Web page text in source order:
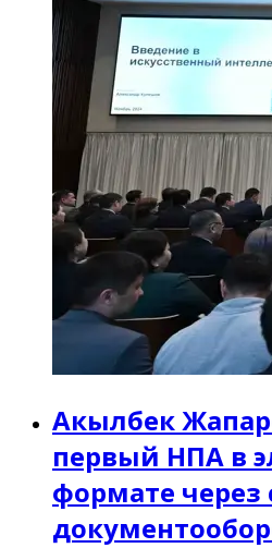
Акылбек
первый НПА в
формате через